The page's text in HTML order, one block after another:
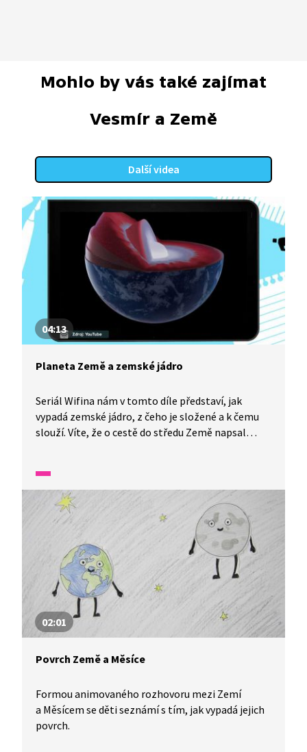
Mohlo by vás také zajímat
Vesmír a Země
Další videa
04:13
Planeta Země a zemské jádro
Seriál Wifina nám v tomto díle představí, jak
vypadá zemské jádro, z čeho je složené a k čemu
slouží. Víte, že o cestě do středu Země napsal
02:01
Povrch Země a Měsíce
Formou animovaného rozhovoru mezi Zemí
a Měsícem se děti seznámí s tím, jak vypadá jejich
povrch.